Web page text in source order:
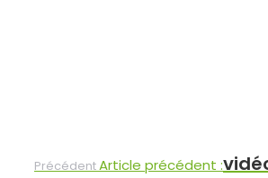
PrécédentArticle précédent :